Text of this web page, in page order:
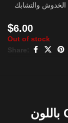
الخدوش والتشابك
$6.00
Out of stock
Share:
حامل سماعات Onikuma ST1 باللون